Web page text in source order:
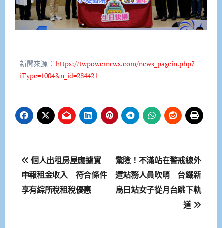
新聞來源： https://twpowernews.com/news_pagein.php?
iType=1004&n_id=284421
文
章
導
個人出租房屋應據實
申報租金收入 符合條件
享有綜所稅租稅優惠
驚險！不滿站在警戒線外
遭站務人員吹哨 台鐵新
烏日站女子從月台跳下軌
道